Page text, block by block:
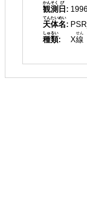
観測
かんそく
日
び
:
天体名
てんたいめい
:
種類
しゅるい
: X線
せん